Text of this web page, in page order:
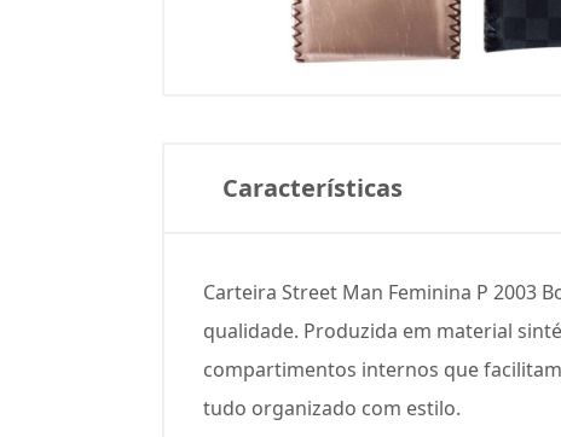
Características
Carteira Street Man Feminina P 2003
qualidade. Produzida em material
compartimentos internos que
tudo organizado com estilo.